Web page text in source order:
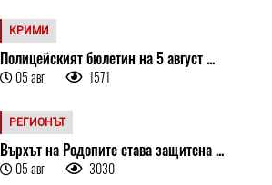
КРИМИ
Полицейският бюлетин на 5 август ...
05 авг 1571
РЕГИОНЪТ
Върхът на Родопите става защитена ...
05 авг 3030